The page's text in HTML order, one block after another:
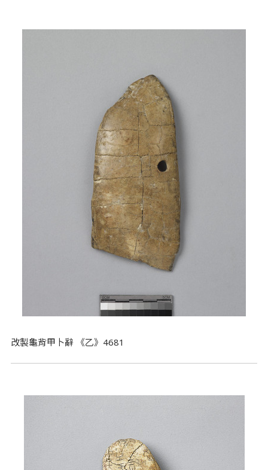
改製龜背甲卜辭 《乙》4681